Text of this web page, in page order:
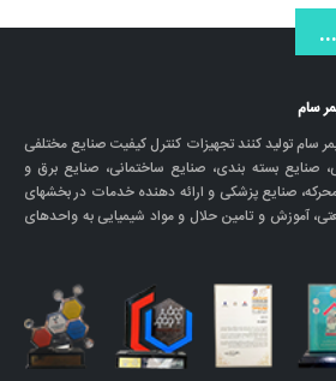
سام
سام تولید کنند تجهیزات کنترل کیفیت صنایع مختلفی
صنایع بسته بندی، صنایع ساختمانی، صنایع برق و
صنایع پزشکی و ارائه دهنده خدمات در بخشهای
آموزش و تامین حلال و مواد شیمیایی به واحدهای